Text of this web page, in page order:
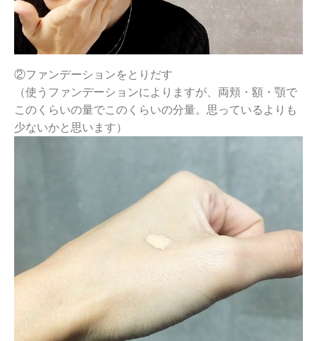
②ファンデーションをとりだす
（使うファンデーションによりますが、両頬・額・顎で
このくらいの量でこのくらいの分量。思っているよりも
少ないかと思います）